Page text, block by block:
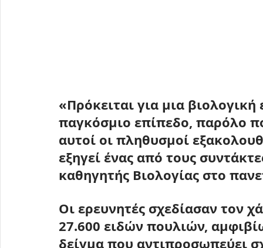
«Πρόκειται για μια
παγκόσμιο επίπεδο, παρόλο
αυτοί οι πληθυσμοί
εξηγεί ένας από τους
καθηγητής Βιολογίας στο
Οι ερευνητές σχεδίασαν τον
27.600 ειδών πουλιών,
δείγμα που αντιπροσωπεύει